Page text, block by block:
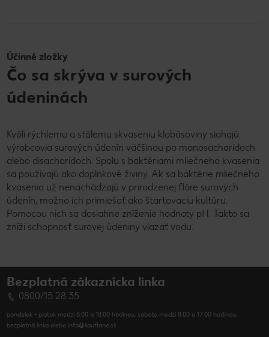
Účinné zložky
Čo sa skrýva v surových
údeninách
Kvôli rýchlemu a stálemu skvaseniu klobásoviny siahajú
výrobcovia surových údenín väčšinou po monosacharidoch
alebo disacharidoch. Spolu s baktériami mliečneho kvasenia
sa používajú ako doplnkové živiny. Ak sa baktérie mliečneho
kvasenia už nenachádzajú v prirodzenej flóre surových
údenín, možno ich primiešať ako štartovaciu kultúru.
Pomocou nich sa dosiahne zníženie hodnoty pH. Takto sa
zníži schopnosť surovej údeniny viazať vodu.
Bezplatná zákaznícka linka
0800/15 28 35
pondelok - piatok medzi 8:00 a 18:00 hodinou, sobota medzi 8:00 a 17:00 hodinou,
bezplatná linka alebo info@kaufland.sk